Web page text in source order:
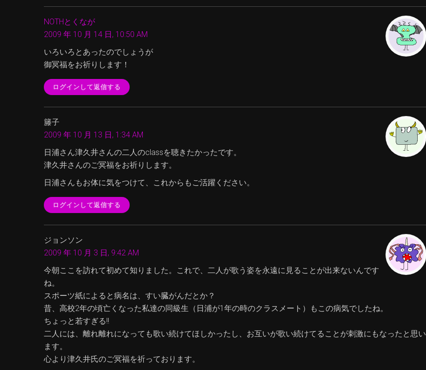
NOTHとくなが
2009 年 10 月 14 日, 10:50 AM
いろいろとあったのでしょうが
御冥福をお祈りします！
ログインして返信する
籐子
2009 年 10 月 13 日, 1:34 AM
日浦さん津久井さんの二人のclassを聴きたかったです。
津久井さんのご冥福をお祈りします。
日浦さんもお体に気をつけて、これからもご活躍ください。
ログインして返信する
ジョンソン
2009 年 10 月 3 日, 9:42 AM
今朝ここを訪れて初めて知りました。これで、二人が歌う姿を永遠に見ることが出来ないんです
ね。
スポーツ紙によると病名は、すい臓がんだとか？
昔、高校2年の頃亡くなった私達の同級生（日浦が1年の時のクラスメート）もこの病気でしたね。
ちょっと若すぎる!!
二人には、離れ離れになっても歌い続けてほしかったし、お互いが歌い続けてることが刺激にもなったと思い
ます。
心より津久井氏のご冥福を祈っております。